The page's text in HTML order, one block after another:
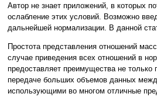
Автор не знает приложений, в которых
ослабление этих условий. Возможно
дальнейшей нормализации. В данной
Простота представления отношений
случае приведения всех отношений в
предоставляет преимущества не только
передаче больших объемов данных
использующими во многом отличные